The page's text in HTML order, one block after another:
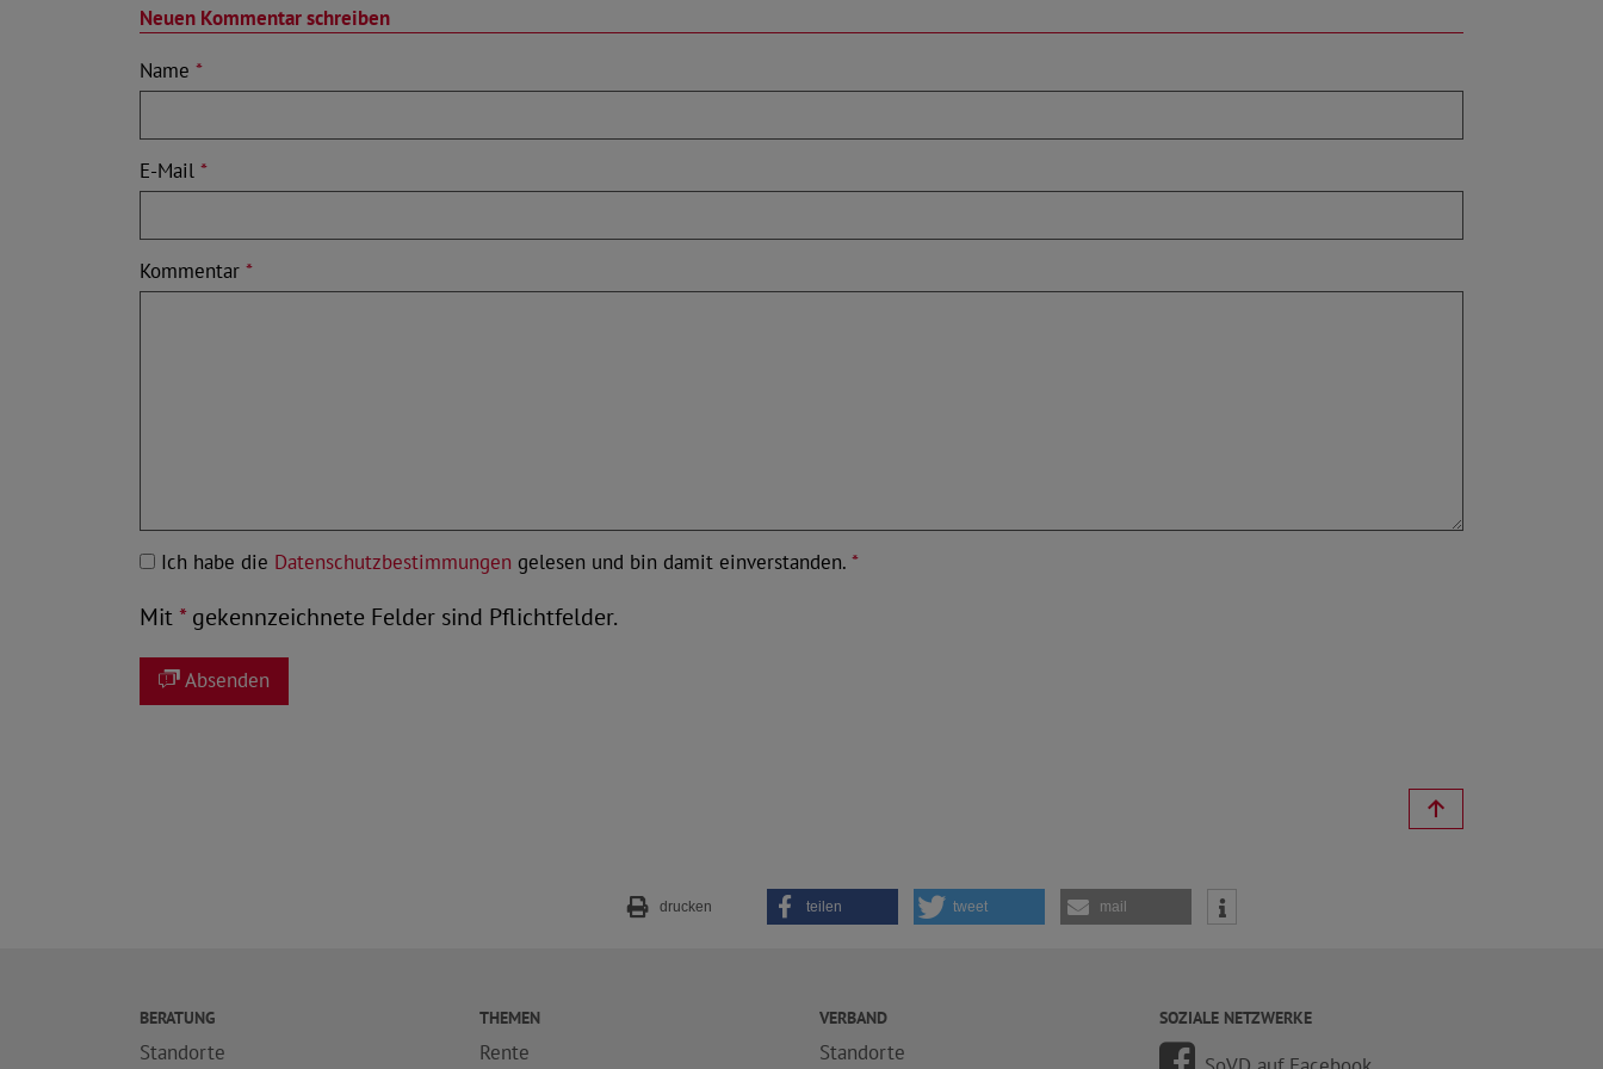
Neuen Kommentar schreiben
Name *
E-Mail *
Kommentar *
Ich habe die Datenschutzbestimmungen gelesen und bin damit einverstanden. *
Mit*gekennzeichnete Felder sind Pflichtfelder.
Absenden
drucken teilen tweet mail
BERATUNG
Standorte
THEMEN
Rente
VERBAND
Standorte
SOZIALE NETZWERKE